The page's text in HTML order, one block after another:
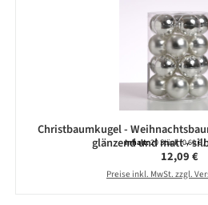
Christbaumkugel -
glänzend und matt -
Inhalt:20 Stück(0,60 € /
Regulärer
12,09 €
Preise inkl. MwSt. zzgl.